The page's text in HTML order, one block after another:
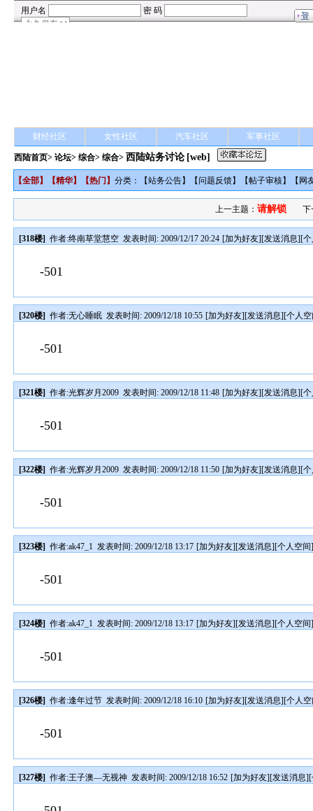
财经社区 女性社区 汽车社区 军事社区
西陆首页>论坛>综合> 综合> 西陆站务讨论 [web]
【全部】【精华】【热门 】分类：【站务公告】【问题反馈】【帖子审核】【 网
上一主题： 请解锁 下
[318楼] 作者:终南草堂慧空 发表时间: 2009/12/17 20:24 [加为好友][发送消息][
-501
[320楼] 作者:无心睡眠 发表时间: 2009/12/18 10:55 [加为好友][发送消息][个人
-501
[321楼] 作者:光辉岁月2009 发表时间: 2009/12/18 11:48 [加为好友][发送消息][
-501
[322楼] 作者:光辉岁月2009 发表时间: 2009/12/18 11:50 [加为好友][发送消息][
-501
[323楼] 作者:ak47_1 发表时间: 2009/12/18 13:17 [加为好友][发送消息][个人空间
-501
[324楼] 作者:ak47_1 发表时间: 2009/12/18 13:17 [加为好友][发送消息][个人空间
-501
[326楼] 作者:逢年过节 发表时间: 2009/12/18 16:10 [加为好友][发送消息][个人
-501
[327楼] 作者:王子澳—无视神 发表时间: 2009/12/18 16:52 [加为好友][发送消息][